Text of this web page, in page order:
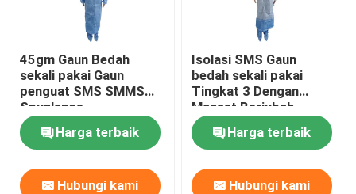
45gm Gaun Bedah
sekali pakai Gaun
penguat SMS SMMS
Spunlance
Harga terbaik
Hubungi kami
Isolasi SMS Gaun
bedah sekali pakai
Tingkat 3 Dengan
Manset Berjubah
Harga terbaik
Hubungi kami